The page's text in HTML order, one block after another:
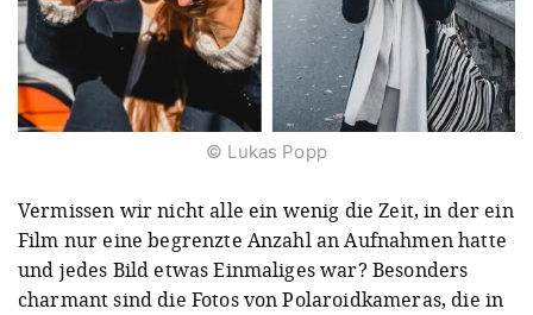
© Lukas Popp
Vermissen wir nicht alle ein wenig die Zeit, in der ein
Film nur eine begrenzte Anzahl an Aufnahmen hatte
und jedes Bild etwas Einmaliges war? Besonders
charmant sind die Fotos von Polaroidkameras, die in